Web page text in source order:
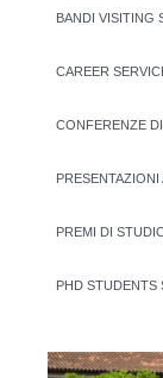
BANDI VISITING
CAREER
CONFERENZE
PRESENTAZIONI
PREMI DI
PHD STUDENTS